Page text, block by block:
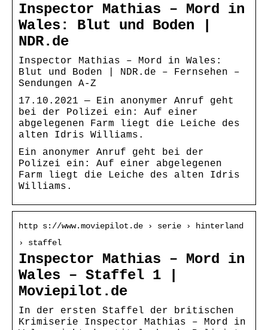
Inspector Mathias – Mord in
Wales: Blut und Boden |
NDR.de
Inspector Mathias – Mord in Wales:
Blut und Boden | NDR.de – Fernsehen –
Sendungen A-Z
17.10.2021 — Ein anonymer Anruf geht
bei der Polizei ein: Auf einer
abgelegenen Farm liegt die Leiche des
alten Idris Williams.
Ein anonymer Anruf geht bei der
Polizei ein: Auf einer abgelegenen
Farm liegt die Leiche des alten Idris
Williams.
http s://www.moviepilot.de › serie › hinterland
› staffel
Inspector Mathias – Mord in
Wales – Staffel 1 |
Moviepilot.de
In der ersten Staffel der britischen
Krimiserie Inspector Mathias – Mord in